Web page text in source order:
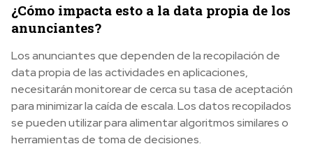
¿Cómo impacta esto a la data propia de los
anunciantes?
Los anunciantes que dependen de la recopilación de
data propia de las actividades en aplicaciones,
necesitarán monitorear de cerca su tasa de aceptación
para minimizar la caída de escala. Los datos recopilados
se pueden utilizar para alimentar algoritmos similares o
herramientas de toma de decisiones.